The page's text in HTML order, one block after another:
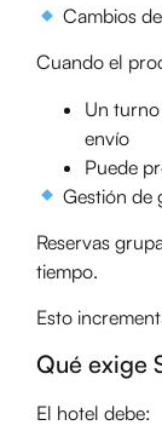
Cambios
Cuando el
Un
envío
Puede
Gestión de
Reservas
tiempo.
Esto
Qué exige
El hotel debe: